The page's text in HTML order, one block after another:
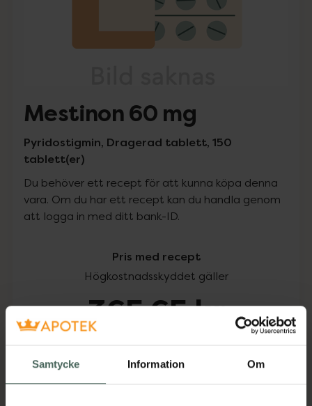
Samtycke Information Om
Mestinon 60 mg
Pyridostigmin, Dragerad tablett, 150
tablett(er)
Du behöver ett recept för att kunna köpa denna
vara. Om du har ett recept kan du handla genom
att logga in med ditt bank-ID.
Pris med recept
Högkostnadsskyddet gäller
365,65 kr